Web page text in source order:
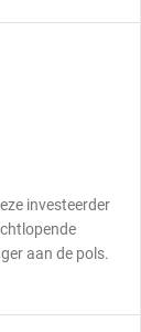
investeerder
aan de pols.